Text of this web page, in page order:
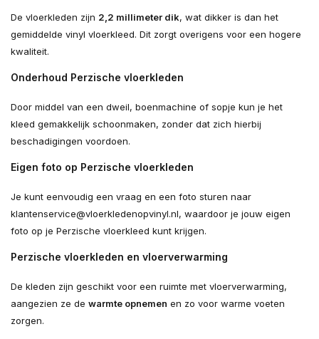
De vloerkleden zijn 2,2 millimeter dik, wat dikker is dan het
gemiddelde vinyl vloerkleed. Dit zorgt overigens voor een hogere
kwaliteit.
Onderhoud Perzische vloerkleden
Door middel van een dweil, boenmachine of sopje kun je het
kleed gemakkelijk schoonmaken, zonder dat zich hierbij
beschadigingen voordoen.
Eigen foto op Perzische vloerkleden
Je kunt eenvoudig een vraag en een foto sturen naar
klantenservice@vloerkledenopvinyl.nl, waardoor je jouw eigen
foto op je Perzische vloerkleed kunt krijgen.
Perzische vloerkleden en vloerverwarming
De kleden zijn geschikt voor een ruimte met vloerverwarming,
aangezien ze de warmte opnemen en zo voor warme voeten
zorgen.